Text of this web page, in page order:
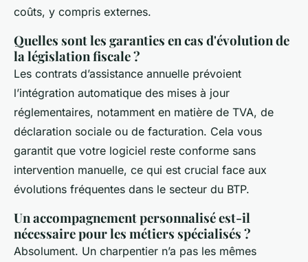
coûts, y compris externes.
Quelles sont les garanties en cas d'évolution de
la législation fiscale ?
Les contrats d’assistance annuelle prévoient
l’intégration automatique des mises à jour
réglementaires, notamment en matière de TVA, de
déclaration sociale ou de facturation. Cela vous
garantit que votre logiciel reste conforme sans
intervention manuelle, ce qui est crucial face aux
évolutions fréquentes dans le secteur du BTP.
Un accompagnement personnalisé est-il
nécessaire pour les métiers spécialisés ?
Absolument. Un charpentier n’a pas les mêmes